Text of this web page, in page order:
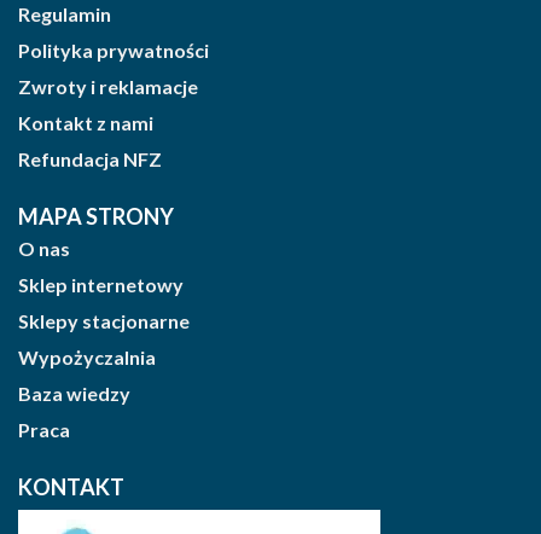
Regulamin
Polityka prywatności
Zwroty i reklamacje
Kontakt z nami
Refundacja NFZ
MAPA STRONY
O nas
Sklep internetowy
Sklepy stacjonarne
Wypożyczalnia
Baza wiedzy
Praca
KONTAKT